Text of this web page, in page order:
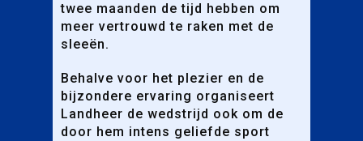
twee maanden de tijd hebben om
meer vertrouwd te raken met de
sleeën.
Behalve voor het plezier en de
bijzondere ervaring organiseert
Landheer de wedstrijd ook om de
door hem intens geliefde sport